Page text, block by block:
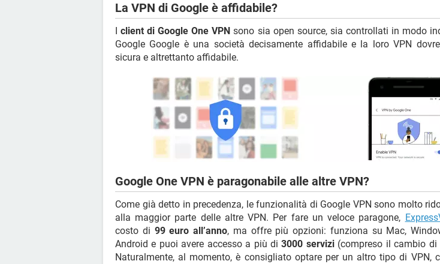
La VPN di Google è affidabile?
Iclient di Google One VPN sono sia open source, sia controllati in modo
Google Google è una società decisamente affidabile e la loro VPN
sicura e altrettanto affidabile.
Google One VPN è paragonabile alle altre VPN?
Come già detto in precedenza, le funzionalità di Google VPN sono molto
alla maggior parte delle altre VPN. Per fare un veloce paragone,
costo di 99 euro all’anno, ma offre più opzioni: funziona su Mac,
Android e puoi avere accesso a più di3000 servizi(compreso il cambio di
Naturalmente, al momento, è consigliato optare per un altro tipo di VPN,